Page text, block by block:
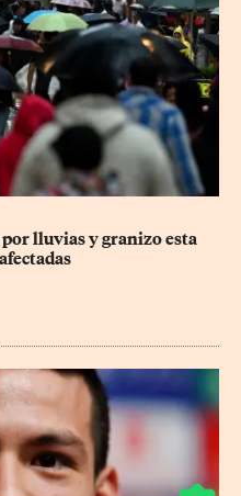
lluvias y granizo esta